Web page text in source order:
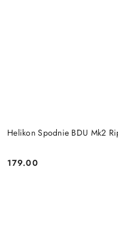
Helikon Spodnie BDU Mk2
Cena:
179.00